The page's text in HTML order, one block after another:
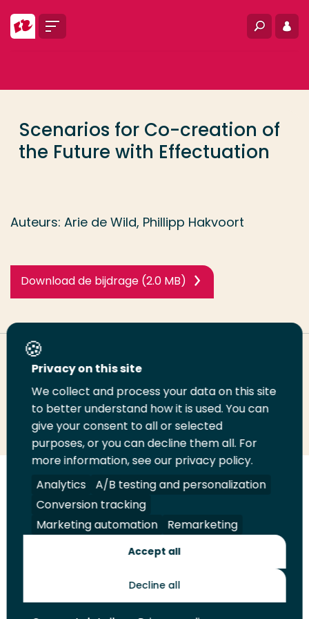
Menu Zoeken
Scenarios for Co-creation of
the Future with Effectuation
Auteurs: Arie de Wild, Phillipp Hakvoort
Download de bijdrage (2.0 MB)
Deel deze pagina
Deel
LinkedIn
Deel
op
Twitter
Deel
op
Facebook
Email
deze
pagina
Print
deze
pagina
Volg
ons
op
LinkedIn
Volg
ons
op
Facebook
Volg
ons
op
YouTube
Volg
ons
op
Instagram
Juridisch Security A-Z Index
Contact
Toekomstmakers
Opleiding
Contact
Privacy on this site
We collect and process your data on this site
to better understand how it is used. You can
give your consent to all or selected
purposes, or you can decline them all. For
more information, see our privacy policy.
Analytics
A/B testing and personalization
Conversion tracking
Marketing automation
Remarketing
Accept all
Decline all